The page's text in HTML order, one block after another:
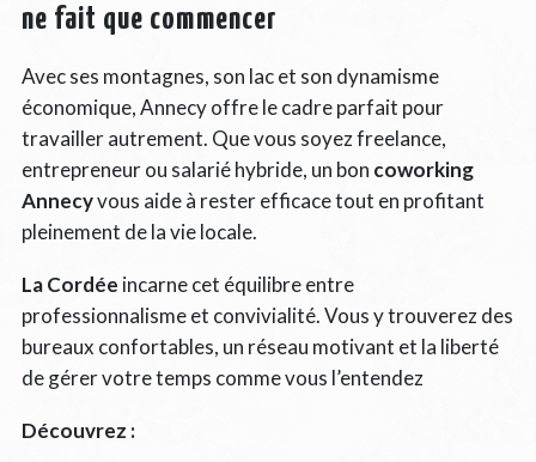
ne fait que commencer
Avec ses montagnes, son lac et son dynamisme
économique, Annecy offre le cadre parfait pour
travailler autrement. Que vous soyez freelance,
entrepreneur ou salarié hybride, un bon coworking
Annecyvous aide à rester efficace tout en profitant
pleinement de la vie locale.
La Cordée incarne cet équilibre entre
professionnalisme et convivialité. Vous y trouverez des
bureaux confortables, un réseau motivant et la liberté
de gérer votre temps comme vous l’entendez
Découvrez :